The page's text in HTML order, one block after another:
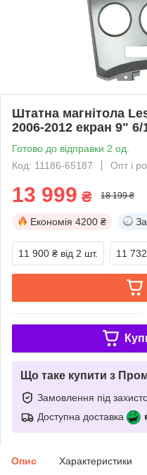
Штатна магнітола
2006-2012 екран 9"
Готово до відправки 2 од.
Код: 11186-65187
Опт і
13 999 ₴ 18 199 ₴
Економія 4200 ₴
11 900 ₴ від 2 шт. 11
Що таке купити з
Замовлення під
Доступна доставка
Опис Характеристики